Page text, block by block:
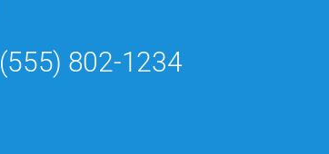
(555) 802-1234